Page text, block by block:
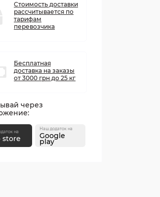
Стоимость доставки
рассчитывается по
тарифам
перевозчика
Бесплатная
доставка на заказы
от 3000 грн до 25 кг
через
на
store
Наш додаток на
Google
play